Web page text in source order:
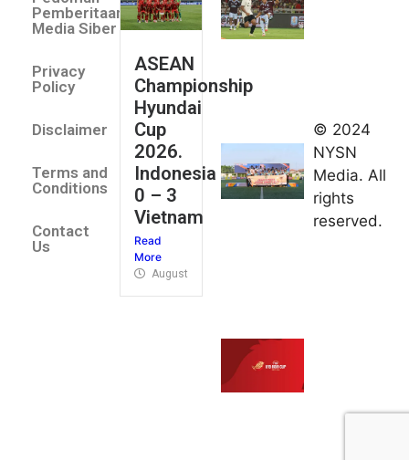
Pemberitaan
Media Siber
Privacy
Policy
Disclaimer
Terms and
Conditions
Contact
Us
ASEAN
Championship
Hyundai
Cup
2026.
Indonesia
0 – 3
Vietnam
Read
More
August 4, 2026
umum
Kejurnas
Panahan
Junior di
Kudus
grup
© 2024
NYSN
Media. All
rights
reserved.